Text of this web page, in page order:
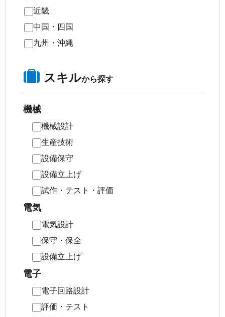
近畿
中国・四国
九州・沖縄
スキルから探す
機械
機械設計
生産技術
設備保守
設備立上げ
試作・テスト・評価
電気
電気設計
保守・保全
設備立上げ
電子
電子回路設計
評価・テスト